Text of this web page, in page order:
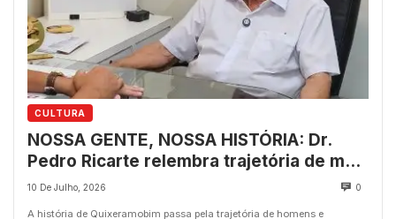
CULTURA
NOSSA GENTE, NOSSA HISTÓRIA: Dr.
Pedro Ricarte relembra trajetória de mais
de 60 anos na odontologia de
10 De Julho, 2026 0
A história de Quixeramobim passa pela trajetória de homens e